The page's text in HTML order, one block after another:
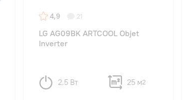
4,9 21
LG AG09BK ARTCOOL Objet
Inverter
2.5 Вт 25 м2